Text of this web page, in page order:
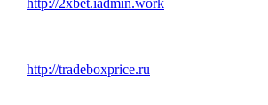
http://tradeboxprice.ru